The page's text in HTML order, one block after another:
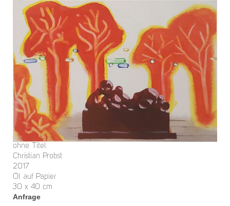
ohne Titel
Christian Probst
2017
Öl auf Papier
30 x 40 cm
Anfrage